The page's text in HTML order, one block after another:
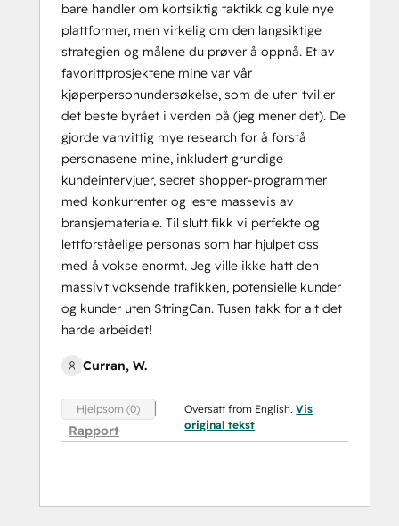
bare handler om kortsiktig taktikk og kule nye
plattformer, men virkelig om den langsiktige
strategien og målene du prøver å oppnå. Et av
favorittprosjektene mine var vår
kjøperpersonundersøkelse, som de uten tvil er
det beste byrået i verden på (jeg mener det). De
gjorde vanvittig mye research for å forstå
personasene mine, inkludert grundige
kundeintervjuer, secret shopper-programmer
med konkurrenter og leste massevis av
bransjemateriale. Til slutt fikk vi perfekte og
lettforståelige personas som har hjulpet oss
med å vokse enormt. Jeg ville ikke hatt den
massivt voksende trafikken, potensielle kunder
og kunder uten StringCan. Tusen takk for alt det
harde arbeidet!
Curran, W.
Hjelpsom (0)
Rapport
Oversatt from English.Vis
original tekst